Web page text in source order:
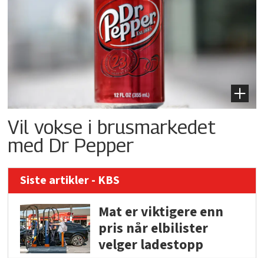
Vil vokse i brusmarkedet
med Dr Pepper
Siste artikler - KBS
Mat er viktigere enn
pris når elbilister
velger ladestopp